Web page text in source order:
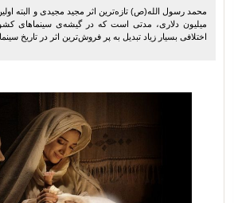
میلیون دلاری، مدتی است که در گیشه‌‌ی سینماهای
اختلافی بسیار زیاد تبدیل به پر فروش‌ترین اثر در تاریخ